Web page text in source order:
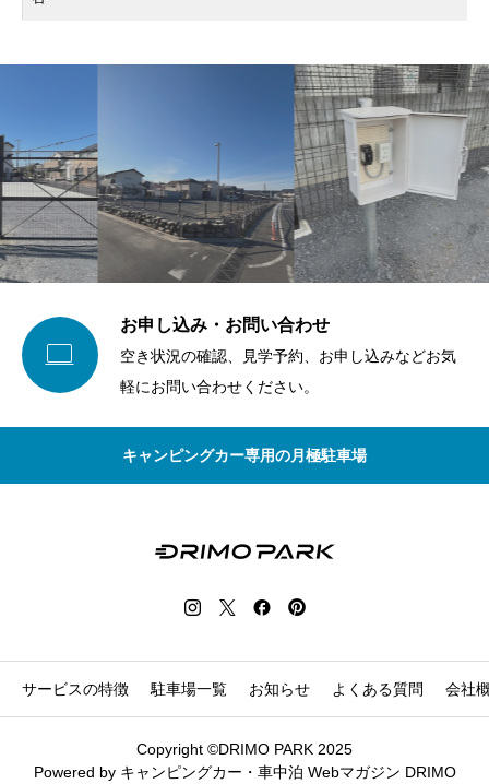

お申し込み・お問い合わせ
空き状況の確認、見学予約、お申し込みなどお気
軽にお問い合わせください。
キャンピングカー専用の月極駐車場
サービスの特徴 駐車場一覧 お知らせ よくある質問 会社
Copyright ©DRIMO PARK 2025
Powered by キャンピングカー・車中泊 Webマガジン DRIMO